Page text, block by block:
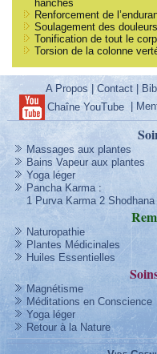
hanches
Renforcement de
Soulagement des
Tonification de tout le
Torsion de la colonne
A Propos |Contact
Chaîne YouTube|
Massages aux plantes
Bains Vapeur aux plantes
Yoga léger
Pancha Karma:
1 Purva Karma 2 Shodhana
Naturopathie
Plantes Médicinales
Huiles Essentielles
Magnétisme
Méditations en Conscience
Yoga léger
Retour à la Nature